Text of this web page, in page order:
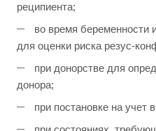
реципиента;
во время беременности
для оценки риска резус-
при донорстве для
донора;
при постановке на учет